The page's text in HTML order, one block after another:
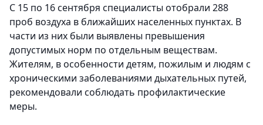
С 15 по 16 сентября специалисты отобрали 288
проб воздуха в ближайших населенных пунктах. В
части из них были выявлены превышения
допустимых норм по отдельным веществам.
Жителям, в особенности детям, пожилым и людям с
хроническими заболеваниями дыхательных путей,
рекомендовали соблюдать профилактические
меры.